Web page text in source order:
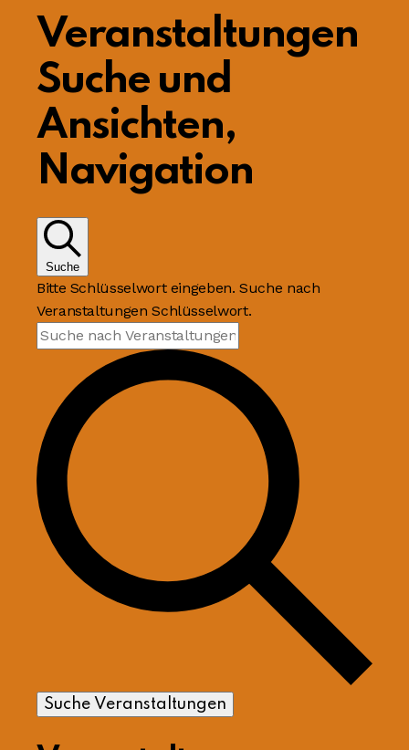
Veranstaltungen
Suche und
Ansichten,
Navigation
Suche
Bitte Schlüsselwort eingeben. Suche nach
Veranstaltungen Schlüsselwort.
Suche Veranstaltungen